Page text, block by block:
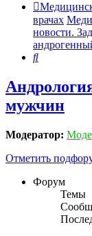
врачах
новости.
Поиск
мужчин
Модератор:
Отметить
Форум
Темы